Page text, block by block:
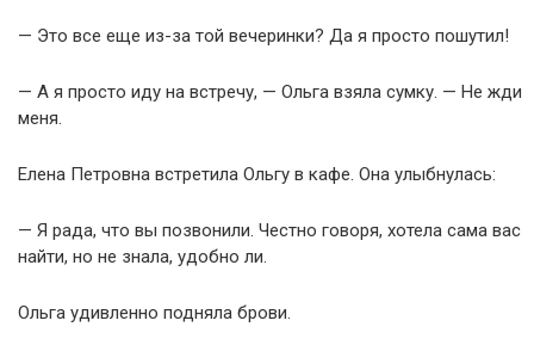
— Это все еще из-за той вечеринки? Да я просто пошутил!
— А я просто иду на встречу, — Ольга взяла сумку. — Не жди
меня.
Елена Петровна встретила Ольгу в кафе. Она улыбнулась:
— Я рада, что вы позвонили. Честно говоря, хотела сама вас
найти, но не знала, удобно ли.
Ольга удивленно подняла брови.